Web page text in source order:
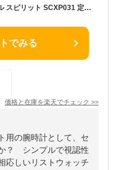
セイコー SPIRIT メンズ 腕時計シンプル スピリット SCXP031 定番 就職 社会人 定番 人気 ビジネス SEIKO
でみる
価格と在庫を楽天でチェック >>
用の腕時計として、セ
？ シンプルで視認性
応しいリストウォッチ